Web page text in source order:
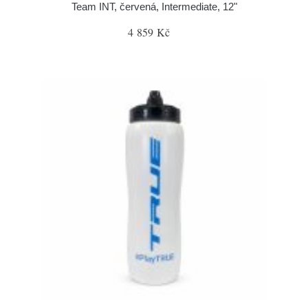
Team INT, červená, Intermediate, 12"
4 859 Kč